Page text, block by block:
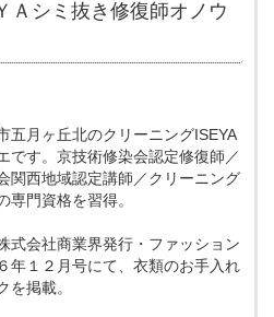
Ａシミ抜き修復師オノウ
五月ヶ丘北のクリーニングISEYA
です。京技術修染会認定修復師／
関西地域認定講師／クリーニング
専門資格を習得。
式会社商業界発行・ファッション
年１２月号にて、衣類のお手入れ
を掲載。